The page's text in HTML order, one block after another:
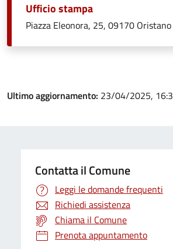
Ufficio stampa
Piazza Eleonora, 25, 09170
Ultimo aggiornamento: 23/04/2025,
Contatta il Comune
Leggi le domande frequenti
Richiedi assistenza
Chiama il Comune
Prenota appuntamento